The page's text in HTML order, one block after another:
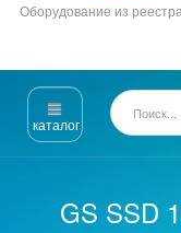
Оборудование из
каталог
GS SSD